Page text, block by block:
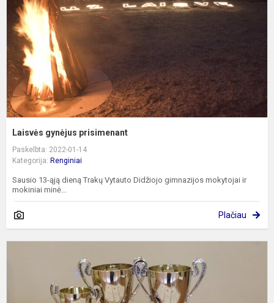
Laisvės gynėjus prisimenant
Paskelbta: 2022-01-14
Kategorija: Renginiai
Sausio 13-ąją dieną Trakų Vytauto Didžiojo gimnazijos mokytojai ir
mokiniai minė...
Plačiau